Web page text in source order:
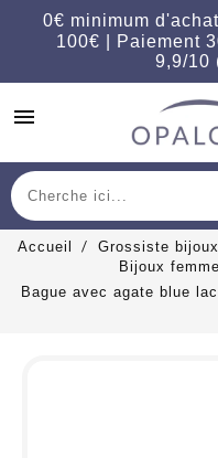
0€ minimum
100€ | Paiement
9,9/10
menu
Accueil
Grossiste
Bijoux femme
Bague avec agate blue